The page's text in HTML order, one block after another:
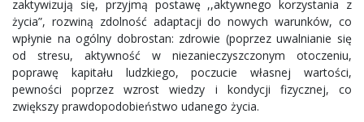
zaktywizują się, przyjmą postawę ,,aktywnego korzystania z
życia”, rozwiną zdolność adaptacji do nowych warunków, co
wpłynie na ogólny dobrostan: zdrowie (poprzez uwalnianie się
od stresu, aktywność w niezanieczyszczonym otoczeniu,
poprawę kapitału ludzkiego, poczucie własnej wartości,
pewności poprzez wzrost wiedzy i kondycji fizycznej, co
zwiększy prawdopodobieństwo udanego życia.